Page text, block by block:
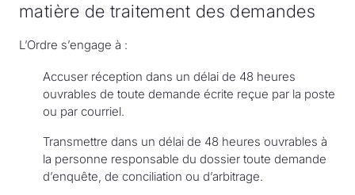
matière de traitement des demandes
L’Ordre s’engage à :
Accuser réception dans un délai de 48 heures
ouvrables de toute demande écrite reçue par la poste
ou par courriel.
Transmettre dans un délai de 48 heures ouvrables à
la personne responsable du dossier toute demande
d’enquête, de conciliation ou d’arbitrage.